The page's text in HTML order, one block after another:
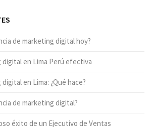
de marketing digital hoy?
digital en Lima Perú efectiva
en Lima: ¿Qué hace?
de marketing digital?
éxito de un Ejecutivo de Ventas